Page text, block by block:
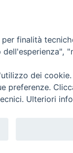
Policy
Editrice
finalità
dei
preferenze.
Ulteriori